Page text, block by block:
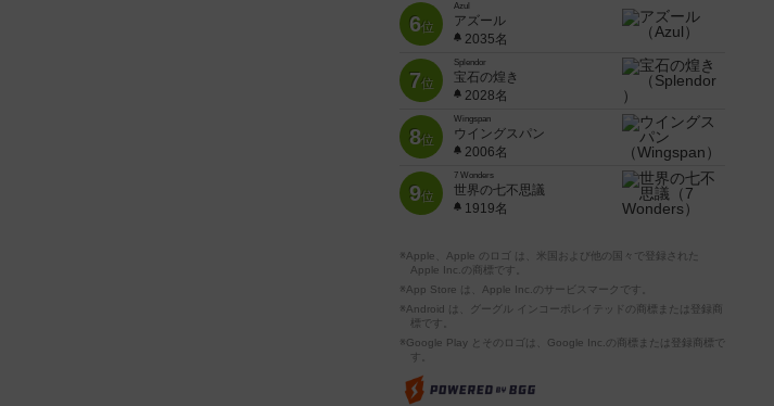
6位
Azul
アズール
2035名
7位
Splendor
宝石の煌き
2028名
8位
Wingspan
ウイングスパン
2006名
9位
7 Wonders
世界の七不思議
1919名
※Apple、Apple のロゴ は、米国および他の国々で登録された
Apple Inc.の商標です。
※App Store は、Apple Inc.のサービスマークです。
※Android は、グーグル インコーポレイテッドの商標または登録商
標です。
※Google Play とそのロゴは、Google Inc.の商標または登録商標で
す。